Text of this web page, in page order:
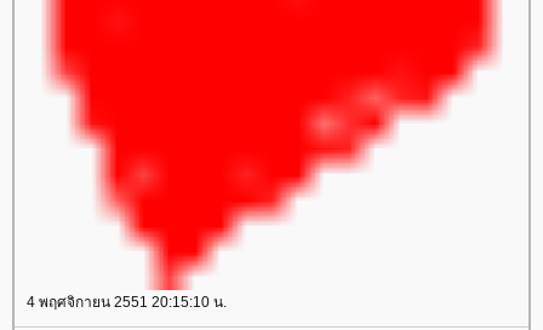
4 พฤศจิกายน 2551 20:15:10 น.